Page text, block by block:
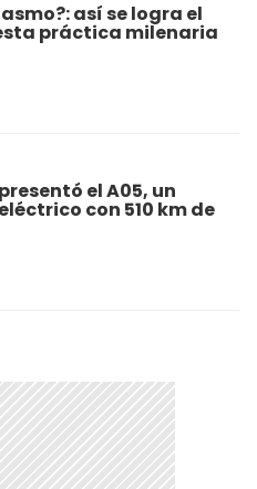
así se logra el
práctica milenaria
el A05, un
con 510 km de